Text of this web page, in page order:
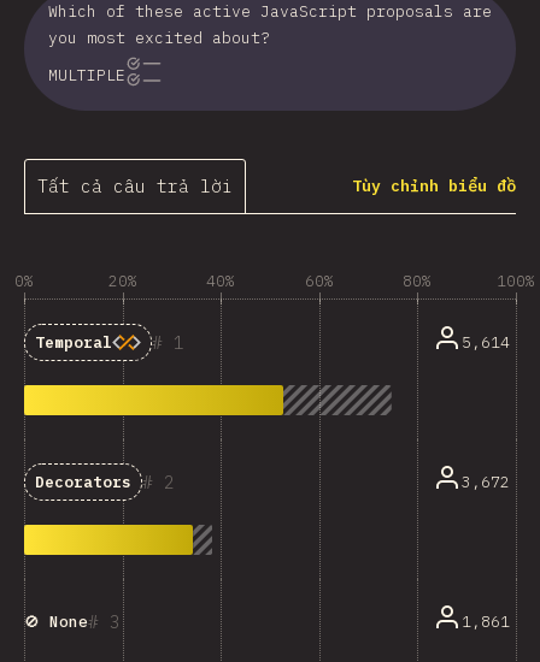
Which of these active JavaScript proposals are
you most excited about?
MULTIPLE
Tất cả câu trả lời Tùy chỉnh biểu đồ
0% 20% 40% 60% 80% 100%
1
Temporal 5,614
2
Decorators 3,672
3
🚫 None 1,861